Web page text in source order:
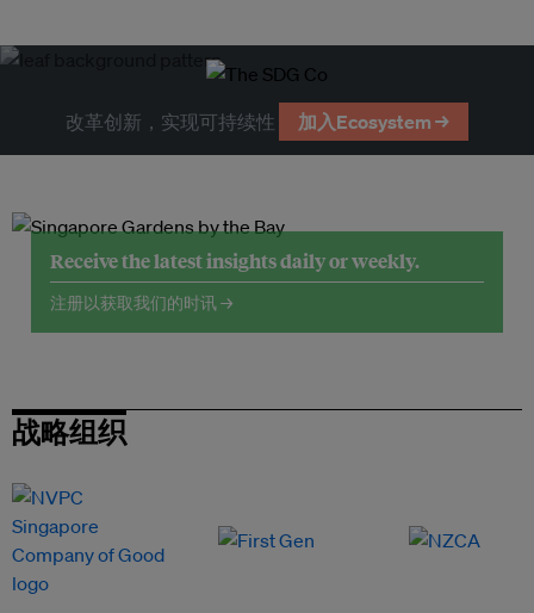
改革创新，实现可持续性 加入Ecosystem →
Receive the latest insights daily or weekly.
注册以获取我们的时讯 →
战略组织